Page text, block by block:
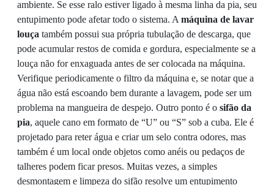
ambiente. Se esse ralo estiver ligado à mesma linha da pia, seu
entupimento pode afetar todo o sistema. A máquina de lavar
louça também possui sua própria tubulação de descarga, que
pode acumular restos de comida e gordura, especialmente se a
louça não for enxaguada antes de ser colocada na máquina.
Verifique periodicamente o filtro da máquina e, se notar que a
água não está escoando bem durante a lavagem, pode ser um
problema na mangueira de despejo. Outro ponto é o sifão da
pia, aquele cano em formato de “U” ou “S” sob a cuba. Ele é
projetado para reter água e criar um selo contra odores, mas
também é um local onde objetos como anéis ou pedaços de
talheres podem ficar presos. Muitas vezes, a simples
desmontagem e limpeza do sifão resolve um entupimento